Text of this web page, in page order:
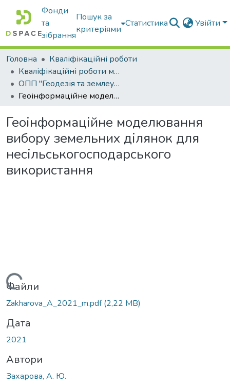
Фонди
та
зібрання
Пошук за
критеріями
Статистика Увійти
Головна
Кваліфікаційні роботи
Кваліфікаційні роботи магістрів
ОПП "Геодезія та землеустрій"
Геоінформаційне моделювання вибору земельних ділянок для несільськогосподарського використання
Геоінформаційне моделювання
вибору земельних ділянок для
несільськогосподарського
використання
Вантажиться...
Файли
Zakharova_A_2021_m.pdf(2,22 MB)
Дата
2021
Автори
Захарова, А. Ю.